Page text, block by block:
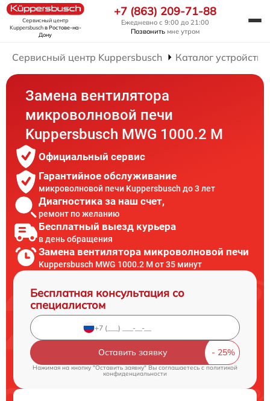
Сервисный центр
Kuppersbuschв Ростове-на-
Дону
+7 (863) 209-71-88
Ежедневно с 9:00 до 21:00
Позвонить мне утром
Сервисный центр Kuppersbusch Каталог устройств
Замена вентилятора
микроволновой печи
Kuppersbusch MWG 1000.2 M
Официальный сервис
Гарантийное обслуживание
микроволновой печи Kuppersbusch до 3 лет
Диагностика за наш счет,
ремонт по желанию
Бесплатный выезд курьера
в день обращения
Замена вентилятора микроволновой печи
Kuppersbusch MWG 1000.2 M от 35 минут
Бесплатная консультация со
специалистом
Оставить заявку
Нажимая на кнопку "Оставить заявку" Вы соглашаетесь c политикой
конфиденциальности